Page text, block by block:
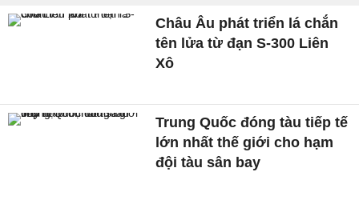
Châu Âu phát triển lá chắn
tên lửa từ đạn S-300 Liên
Xô
Trung Quốc đóng tàu tiếp tế
lớn nhất thế giới cho hạm
đội tàu sân bay